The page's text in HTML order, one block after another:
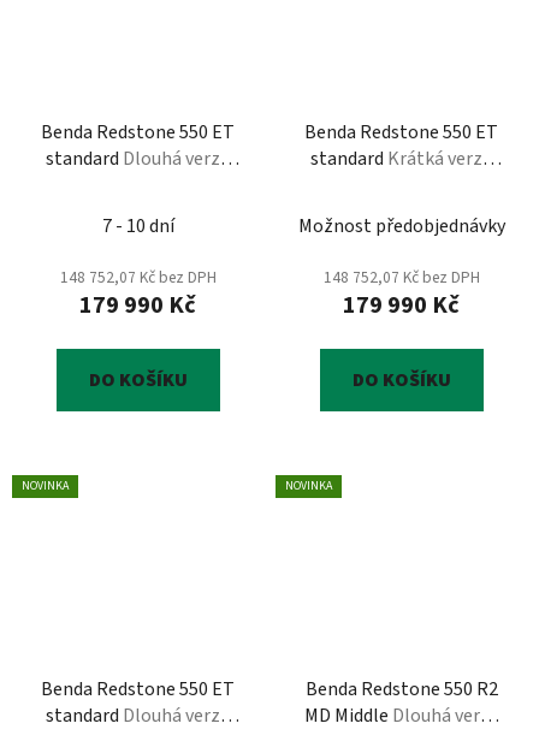
Benda Redstone 550 ET
standard Dlouhá verze
oranžová, stříbrná
7 - 10 dní
148 752,07 Kč bez DPH
179 990 Kč
DO KOŠÍKU
Benda Redstone 550 ET
standard Krátká verze
Možnost předobjednávky
148 752,07 Kč bez DPH
179 990 Kč
DO KOŠÍKU
NOVINKA
Benda Redstone 550 ET
standard Dlouhá verze
NOVINKA
Benda Redstone 550 R2
MD Middle Dlouhá verze